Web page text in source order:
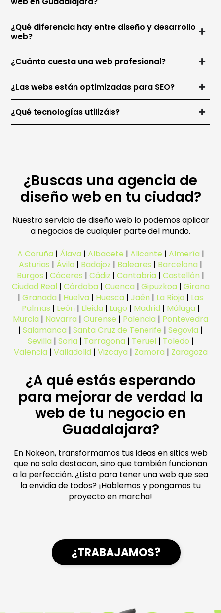
¿Qué diferencia hay entre diseño y desarrollo
web?
¿Cuánto cuesta una web profesional?
¿Las webs están optimizadas para SEO?
¿Qué tecnologías utilizáis?
¿Buscas una agencia de
diseño web en tu ciudad?
Nuestro servicio de diseño web lo podemos aplicar
a negocios de cualquier parte del mundo.
A Coruña | Álava | Albacete | Alicante | Almería |
Asturias | Ávila | Badajoz | Baleares | Barcelona |
Burgos | Cáceres | Cádiz | Cantabria | Castellón |
Ciudad Real| Córdoba | Cuenca | Gipuzkoa | Girona
| Granada | Huelva | Huesca | Jaén | La Rioja | Las
Palmas | León | Lleida | Lugo | Madrid | Málaga |
Murcia | Navarra | Ourense | Palencia | Pontevedra
| Salamanca | Santa Cruz de Tenerife | Segovia |
Sevilla | Soria | Tarragona | Teruel| Toledo |
Valencia | Valladolid | Vizcaya | Zamora | Zaragoza
¿A qué estás esperando
para mejorar de verdad la
web de tu negocio en
Guadalajara?
En Nokeon, transformamos tus ideas en sitios web
que no solo destacan, sino que también funcionan
a la perfección. ¿Listo para tener una web que sea
la envidia de todos? ¡Hablemos y pongamos tu
proyecto en marcha!
¿TRABAJAMOS?